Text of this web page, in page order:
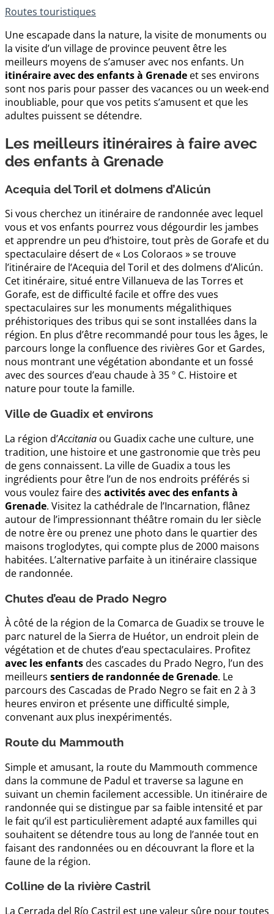
Routes touristiques
Une escapade dans la nature, la visite de monuments ou
la visite d’un village de province peuvent être les
meilleurs moyens de s’amuser avec nos enfants. Un
itinéraire avec des enfants à Grenade et ses environs
sont nos paris pour passer des vacances ou un week-end
inoubliable, pour que vos petits s’amusent et que les
adultes puissent se détendre.
Les meilleurs itinéraires à faire avec
des enfants à Grenade
Acequia del Toril et dolmens d’Alicún
Si vous cherchez un itinéraire de randonnée avec lequel
vous et vos enfants pourrez vous dégourdir les jambes
et apprendre un peu d’histoire, tout près de Gorafe et du
spectaculaire désert de « Los Coloraos » se trouve
l’itinéraire de l’Acequia del Toril et des dolmens d’Alicún.
Cet itinéraire, situé entre Villanueva de las Torres et
Gorafe, est de difficulté facile et offre des vues
spectaculaires sur les monuments mégalithiques
préhistoriques des tribus qui se sont installées dans la
région. En plus d’être recommandé pour tous les âges, le
parcours longe la confluence des rivières Gor et Gardes,
nous montrant une végétation abondante et un fossé
avec des sources d’eau chaude à 35 º C. Histoire et
nature pour toute la famille.
Ville de Guadix et environs
La région d’Accitania ou Guadix cache une culture, une
tradition, une histoire et une gastronomie que très peu
de gens connaissent. La ville de Guadix a tous les
ingrédients pour être l’un de nos endroits préférés si
vous voulez faire des activités avec des enfants à
Grenade. Visitez la cathédrale de l’Incarnation, flânez
autour de l’impressionnant théâtre romain du Ier siècle
de notre ère ou prenez une photo dans le quartier des
maisons troglodytes, qui compte plus de 2000 maisons
habitées. L’alternative parfaite à un itinéraire classique
de randonnée.
Chutes d’eau de Prado Negro
À côté de la région de la Comarca de Guadix se trouve le
parc naturel de la Sierra de Huétor, un endroit plein de
végétation et de chutes d’eau spectaculaires. Profitez
avec les enfantsdes cascades du Prado Negro, l’un des
meilleurs sentiers de randonnée de Grenade. Le
parcours des Cascadas de Prado Negro se fait en 2 à 3
heures environ et présente une difficulté simple,
convenant aux plus inexpérimentés.
Route du Mammouth
Simple et amusant, la route du Mammouth commence
dans la commune de Padul et traverse sa lagune en
suivant un chemin facilement accessible. Un itinéraire de
randonnée qui se distingue par sa faible intensité et par
le fait qu’il est particulièrement adapté aux familles qui
souhaitent se détendre tous au long de l’année tout en
faisant des randonnées ou en découvrant la flore et la
faune de la région.
Colline de la rivière Castril
La Cerrada del Río Castril est une valeur sûre pour toutes